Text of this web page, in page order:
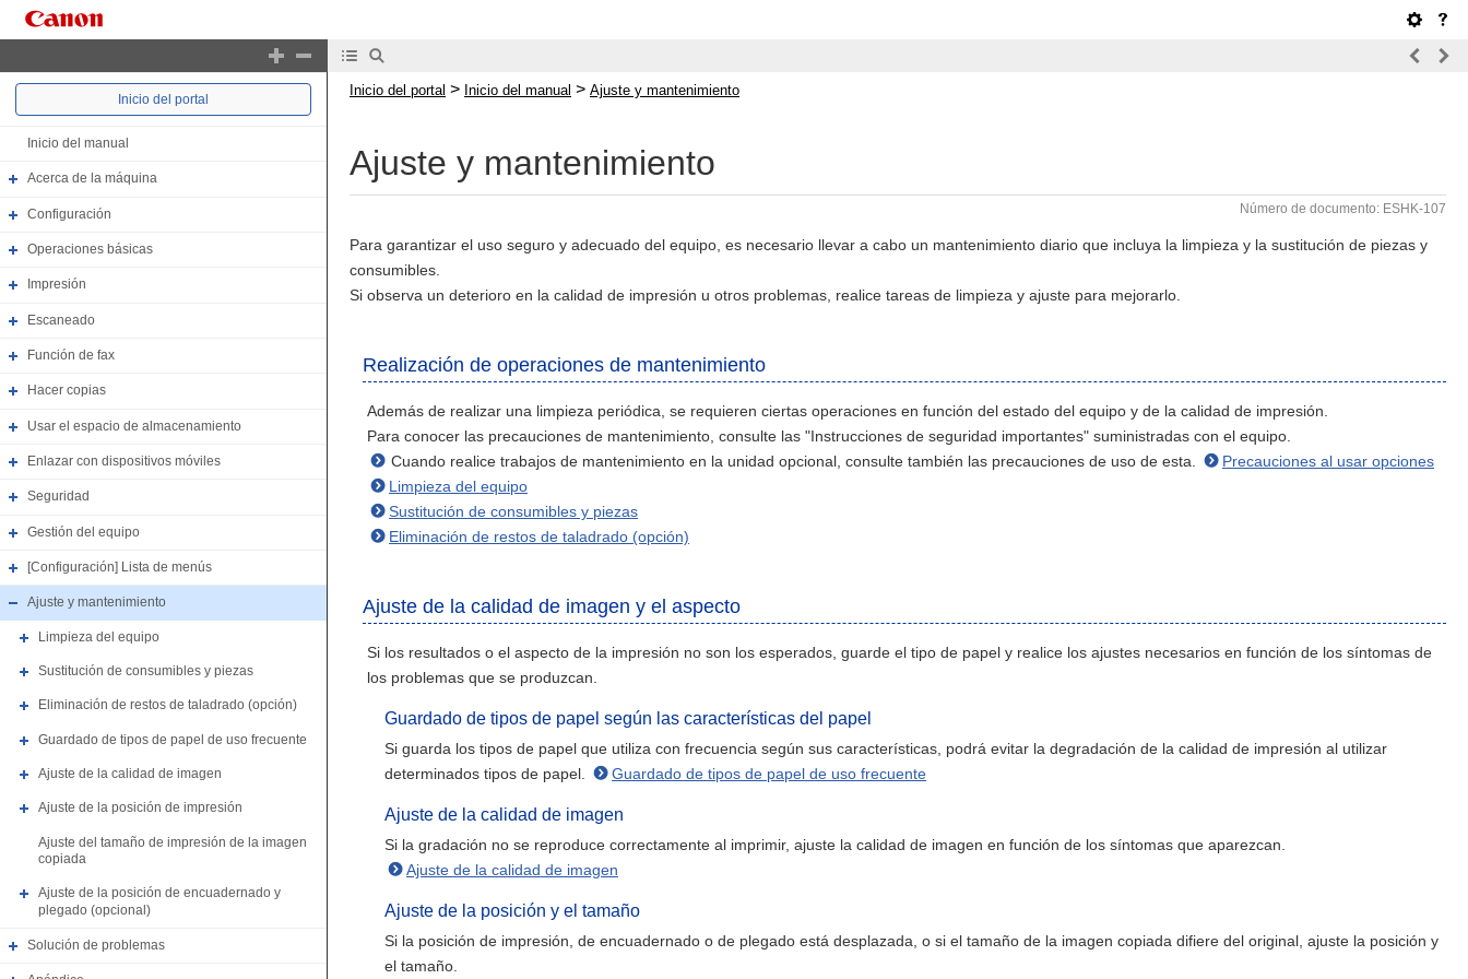
Inicio del portal
Inicio del manual
Acerca de la máquina
Configuración
Operaciones básicas
Impresión
Escaneado
Función de fax
Hacer copias
Usar el espacio de almacenamiento
Enlazar con dispositivos móviles
Seguridad
Gestión del equipo
[Configuración] Lista de menús
Ajuste y mantenimiento
Limpieza del equipo
Sustitución de consumibles y piezas
Eliminación de restos de taladrado (opción)
Guardado de tipos de papel de uso frecuente
Ajuste de la calidad de imagen
Ajuste de la posición de impresión
Ajuste del tamaño de impresión de la imagen
copiada
Ajuste de la posición de encuadernado y
plegado (opcional)
Solución de problemas
Inicio del portal > Inicio del manual > Ajuste y mantenimiento
Ajuste y mantenimiento
Número de documento: ESHK-107
Para garantizar el uso seguro y adecuado del equipo, es necesario llevar a cabo un mantenimiento diario que incluya la limpieza y la sustitución de piezas y
consumibles.
Si observa un deterioro en la calidad de impresión u otros problemas, realice tareas de limpieza y ajuste para mejorarlo.
Realización de operaciones de mantenimiento
Además de realizar una limpieza periódica, se requieren ciertas operaciones en función del estado del equipo y de la calidad de impresión.
Para conocer las precauciones de mantenimiento, consulte las "Instrucciones de seguridad importantes" suministradas con el equipo.
Cuando realice trabajos de mantenimiento en la unidad opcional, consulte también las precauciones de uso de esta.
Precauciones al usar opciones
Limpieza del equipo
Sustitución de consumibles y piezas
Eliminación de restos de taladrado (opción)
Ajuste de la calidad de imagen y el aspecto
Si los resultados o el aspecto de la impresión no son los esperados, guarde el tipo de papel y realice los ajustes necesarios en función de los síntomas de
los problemas que se produzcan.
Guardado de tipos de papel según las características del papel
Si guarda los tipos de papel que utiliza con frecuencia según sus características, podrá evitar la degradación de la calidad de impresión al utilizar
determinados tipos de papel.
Guardado de tipos de papel de uso frecuente
Ajuste de la calidad de imagen
Si la gradación no se reproduce correctamente al imprimir, ajuste la calidad de imagen en función de los síntomas que aparezcan.
Ajuste de la calidad de imagen
Ajuste de la posición y el tamaño
Si la posición de impresión, de encuadernado o de plegado está desplazada, o si el tamaño de la imagen copiada difiere del original, ajuste la posición y
el tamaño.